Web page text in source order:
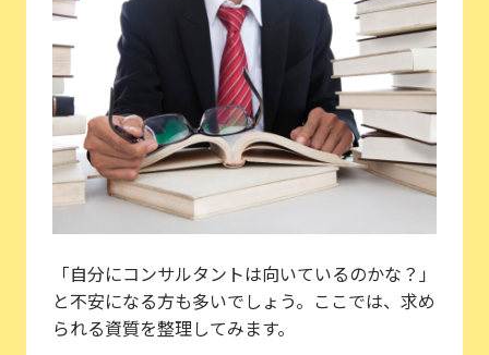
「自分にコンサルタントは向いているのかな？」
と不安になる方も多いでしょう。ここでは、求め
られる資質を整理してみます。